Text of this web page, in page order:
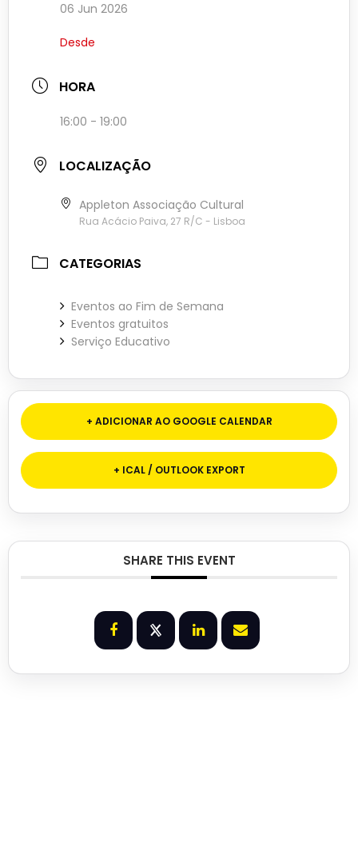
06 Jun 2026
Desde
HORA
16:00 - 19:00
LOCALIZAÇÃO
Appleton Associação Cultural
Rua Acácio Paiva, 27 R/C - Lisboa
CATEGORIAS
Eventos ao Fim de Semana
Eventos gratuitos
Serviço Educativo
+ ADICIONAR AO GOOGLE CALENDAR
+ ICAL / OUTLOOK EXPORT
SHARE THIS EVENT